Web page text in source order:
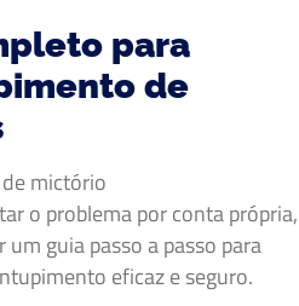
para
de
mictório
o problema por conta
guia passo a passo para
eficaz e seguro.